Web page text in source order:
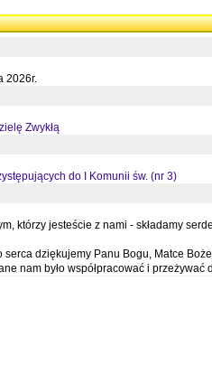
2026r.
Zwykłą
do I Komunii św. (nr 3)
którzy jesteście z nami - składamy
serca dziękujemy Panu Bogu, Matce
nam było współpracować i